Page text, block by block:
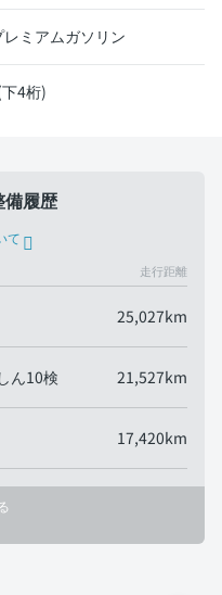
ミアムガソリン
4桁)
備履歴
て
走行距離
25,027km
ん10検 21,527km
17,420km